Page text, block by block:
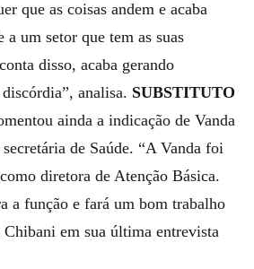
que as coisas andem e acaba
um setor que tem as suas
disso, acaba gerando
analisa. SUBSTITUTO
ainda a indicação de Vanda
de Saúde. “A Vanda foi
diretora de Atenção Básica.
a função e fará um bom trabalho
em sua última entrevista